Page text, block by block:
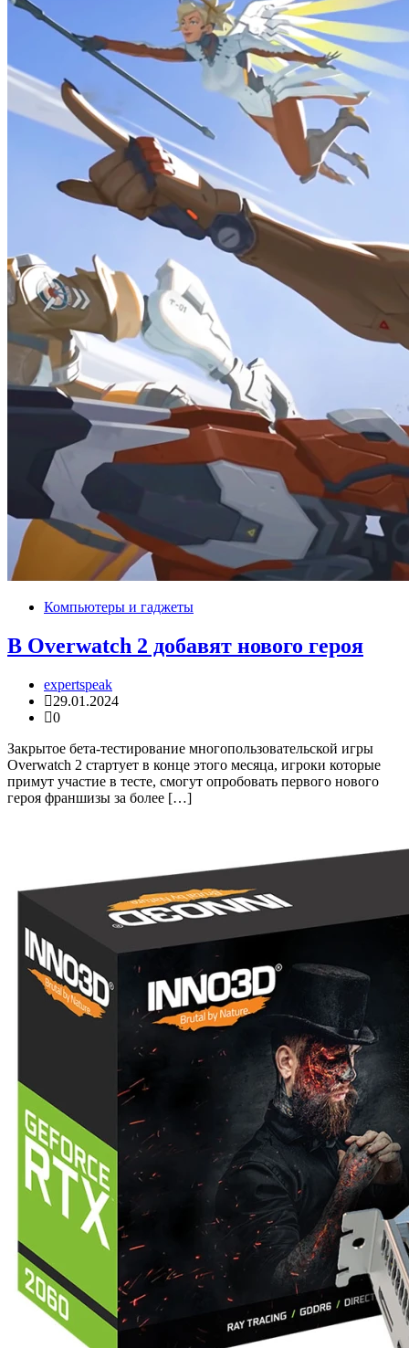
Компьютеры и гаджеты
В Overwatch 2 добавят нового героя
expertspeak
29.01.2024
0
Закрытое бета-тестирование многопользовательской игры
Overwatch 2 стартует в конце этого месяца, игроки которые
примут участие в тесте, смогут опробовать первого нового
героя франшизы за более […]